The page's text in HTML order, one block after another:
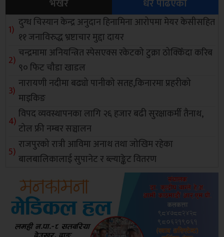
भर्खरै
धेरै पढिएको
दुग्ध चिस्यान केन्द्र अनुदान हिनामिना आरोपमा मेयर केसीसहित
११ जनाविरुद्ध भ्रष्टाचार मुद्दा दायर
चन्द्रमामा अनियन्त्रित स्पेसएक्स रकेटको टुक्रा ठोक्किँदा करिब
९० फिट चौडा खाडल
नारायणी नदीमा बढ्यो पानीको सतह,किनारमा प्रहरीको
माइकिङ
विपद व्यवस्थापनका लागि २६ हजार बढी सुरक्षाकर्मी तैनाथ,
टोल फ्री नम्बर सञ्चालन
राजपुरको रात्री आविमा अनाथ तथा जोखिम रहेका
बालबालिकालाई सुपानेट र ब्ल्याङ्केट वितरण